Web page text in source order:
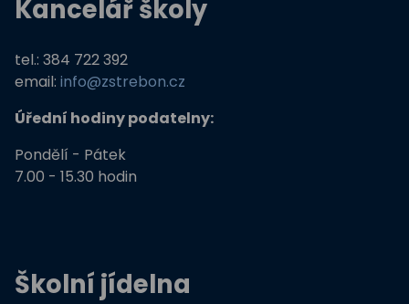
Kancelář školy
tel.: 384 722 392
email: info@zstrebon.cz
Úřední hodiny podatelny:
Pondělí - Pátek
7.00 - 15.30 hodin
Školní jídelna